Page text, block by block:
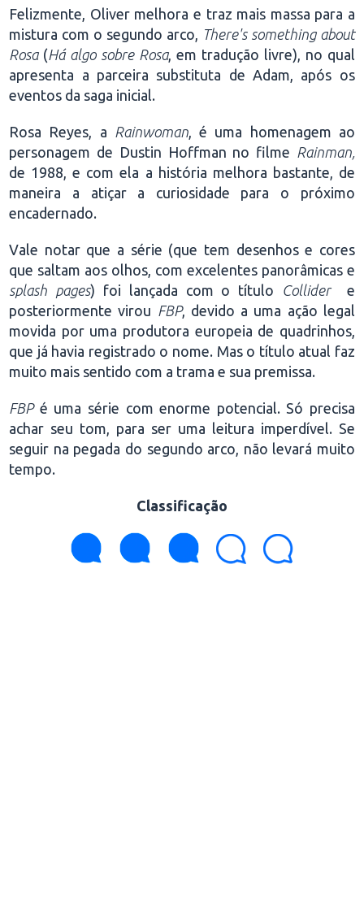
Felizmente, Oliver melhora e traz mais massa para a
mistura com o segundo arco, There's something about
Rosa(Há algo sobre Rosa, em tradução livre), no qual
apresenta a parceira substituta de Adam, após os
eventos da saga inicial.
Rosa Reyes, a Rainwoman, é uma homenagem ao
personagem de Dustin Hoffman no filme Rainman,
de 1988, e com ela a história melhora bastante, de
maneira a atiçar a curiosidade para o próximo
encadernado.
Vale notar que a série (que tem desenhos e cores
que saltam aos olhos, com excelentes panorâmicas e
splash pages) foi lançada com o título Collidere
posteriormente virou FBP, devido a uma ação legal
movida por uma produtora europeia de quadrinhos,
que já havia registrado o nome. Mas o título atual faz
muito mais sentido com a trama e sua premissa.
FBPé uma série com enorme potencial. Só precisa
achar seu tom, para ser uma leitura imperdível. Se
seguir na pegada do segundo arco, não levará muito
tempo.
Classificação